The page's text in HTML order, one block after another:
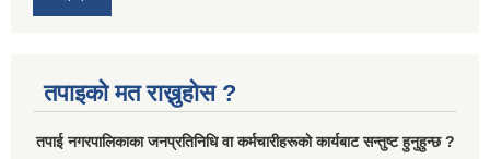
तपाइको मत राख्नुहोस ?
तपा‌ई नगरपालिकाका जनप्रतिनिधि वा कर्मचारीहरूकाे कार्यबाट सन्तुष्ट हुनुहुन्छ ?